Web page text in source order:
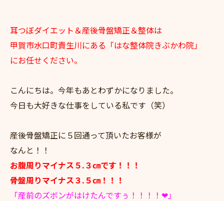
耳つぼダイエット＆産後骨盤矯正＆整体は
甲賀市水口町貴生川にある「はな整体院きぶかわ院」
にお任せください。
こんにちは。今年もあとわずかになりました。
今日も大好きな仕事をしている私です（笑）
産後骨盤矯正に５回通って頂いたお客様が
なんと！！
お腹周りマイナス５.３㎝です！！！
骨盤周りマイナス３.５㎝！！！
「産前のズボンがはけたんですぅ！！！！❤」